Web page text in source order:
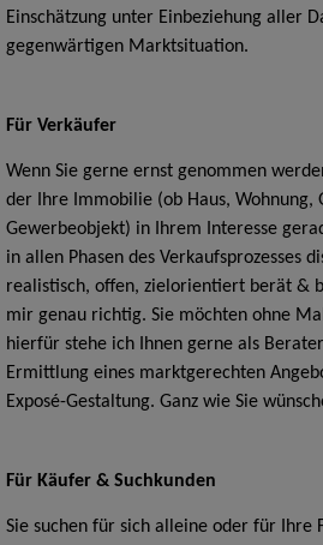
Einschätzung unter Einbeziehung aller
gegenwärtigen Marktsituation.
Für Verkäufer
Wenn Sie gerne ernst genommen
der Ihre Immobilie (ob Haus, Wohnung,
Gewerbeobjekt) in Ihrem Interesse
in allen Phasen des Verkaufsprozesses
realistisch, offen, zielorientiert berät &
mir genau richtig. Sie möchten ohne
hierfür stehe ich Ihnen gerne als
Ermittlung eines marktgerechten
Exposé-Gestaltung. Ganz wie Sie
Für Käufer & Suchkunden
Sie suchen für sich alleine oder für Ihre